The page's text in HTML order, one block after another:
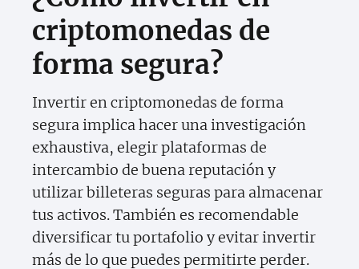
criptomonedas de
forma segura?
Invertir en criptomonedas de forma
segura implica hacer una investigación
exhaustiva, elegir plataformas de
intercambio de buena reputación y
utilizar billeteras seguras para almacenar
tus activos. También es recomendable
diversificar tu portafolio y evitar invertir
más de lo que puedes permitirte perder.